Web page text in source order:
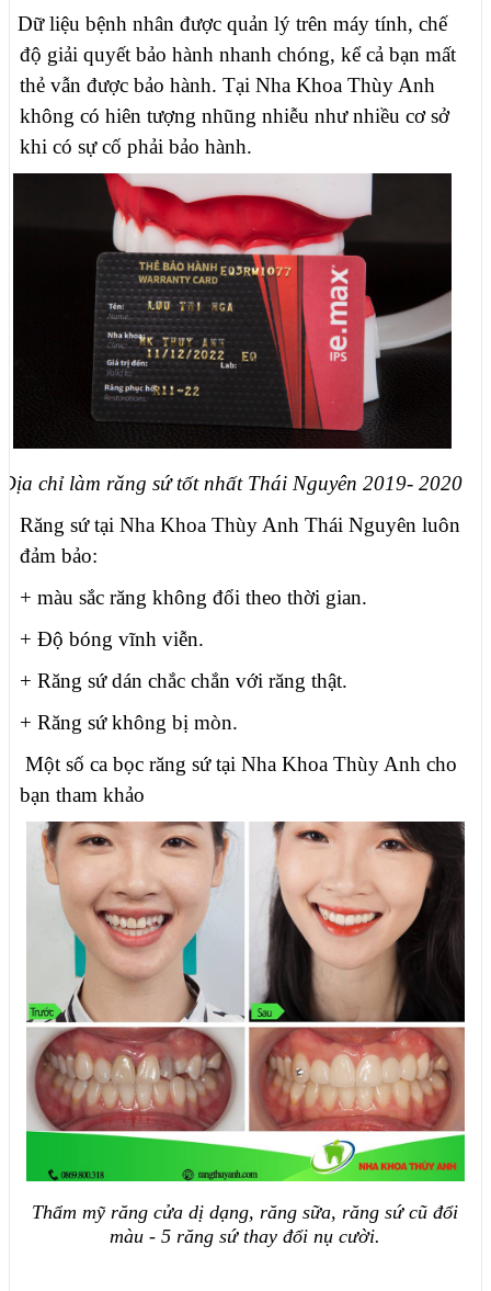
Dữ liệu bệnh nhân được quản lý trên máy tính, chế
độ giải quyết bảo hành nhanh chóng, kể cả bạn mất
thẻ vẫn được bảo hành. Tại Nha Khoa Thùy Anh
không có hiên tượng nhũng nhiễu như nhiều cơ sở
khi có sự cố phải bảo hành.
Địa chỉ làm răng sứ tốt nhất Thái Nguyên 2019- 2020
Răng sứ tại Nha Khoa Thùy Anh Thái Nguyên luôn
đảm bảo:
+ màu sắc răng không đổi theo thời gian.
+ Độ bóng vĩnh viễn.
+ Răng sứ dán chắc chắn với răng thật.
+ Răng sứ không bị mòn.
Một số ca bọc răng sứ tại Nha Khoa Thùy Anh cho
bạn tham khảo
Thẩm mỹ răng cửa dị dạng, răng sữa, răng sứ cũ đổi
màu - 5 răng sứ thay đổi nụ cười.